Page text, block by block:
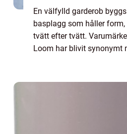
En välfylld garderob
basplagg som håller
tvätt efter tvätt.
Loom har blivit synonymt